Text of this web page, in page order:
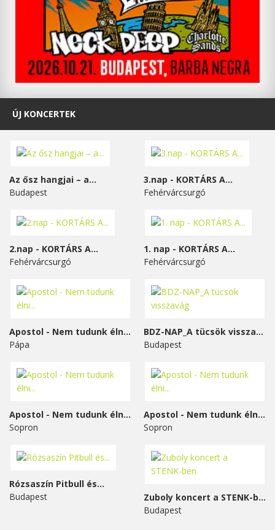
ÚJ KONCERTEK
Az ősz hangjai – a...
Budapest
3.nap - KORTÁRS A...
Fehérvárcsurgó
2.nap - KORTÁRS A...
Fehérvárcsurgó
1. nap - KORTÁRS A...
Fehérvárcsurgó
Apostol - Nem tudunk élni...
Pápa
BDZ-NAP_A tücsök visszavág
Budapest
Apostol - Nem tudunk élni...
Sopron
Apostol - Nem tudunk élni...
Sopron
Rózsaszín Pitbull és...
Budapest
Zuboly koncert a STENK-ben
Budapest